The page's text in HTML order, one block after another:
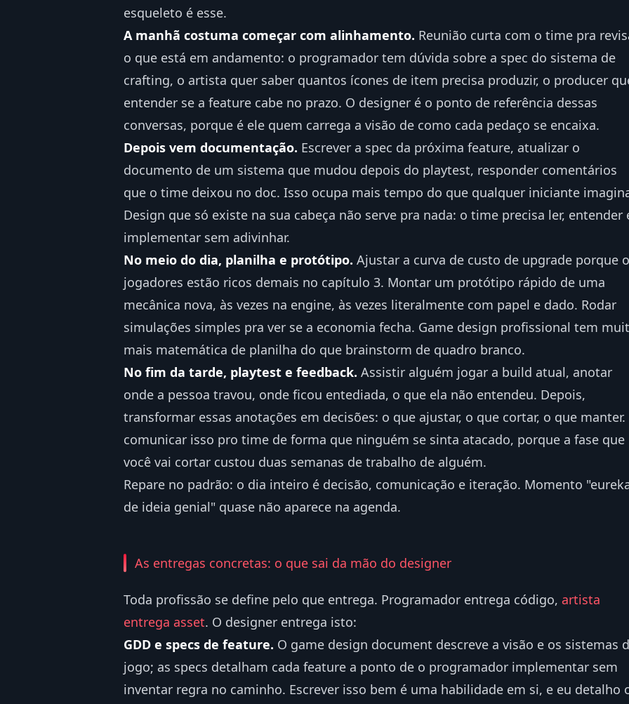
esqueleto é esse.
A manhã costuma começar com alinhamento. Reunião curta com o time pra
o que está em andamento: o programador tem dúvida sobre a spec do sistema de
crafting, o artista quer saber quantos ícones de item precisa produzir, o producer
entender se a feature cabe no prazo. O designer é o ponto de referência dessas
conversas, porque é ele quem carrega a visão de como cada pedaço se encaixa.
Depois vem documentação. Escrever a spec da próxima feature, atualizar o
documento de um sistema que mudou depois do playtest, responder comentários
que o time deixou no doc. Isso ocupa mais tempo do que qualquer iniciante
Design que só existe na sua cabeça não serve pra nada: o time precisa ler, entender
implementar sem adivinhar.
No meio do dia, planilha e protótipo. Ajustar a curva de custo de upgrade porque
jogadores estão ricos demais no capítulo 3. Montar um protótipo rápido de uma
mecânica nova, às vezes na engine, às vezes literalmente com papel e dado. Rodar
simulações simples pra ver se a economia fecha. Game design profissional tem
mais matemática de planilha do que brainstorm de quadro branco.
No fim da tarde, playtest e feedback. Assistir alguém jogar a build atual, anotar
onde a pessoa travou, onde ficou entediada, o que ela não entendeu. Depois,
transformar essas anotações em decisões: o que ajustar, o que cortar, o que manter.
comunicar isso pro time de forma que ninguém se sinta atacado, porque a fase que
você vai cortar custou duas semanas de trabalho de alguém.
Repare no padrão: o dia inteiro é decisão, comunicação e iteração. Momento
de ideia genial" quase não aparece na agenda.
As entregas concretas: o que sai da mão do designer
Toda profissão se define pelo que entrega. Programador entrega código, artista
entrega asset. O designer entrega isto:
GDD e specs de feature. O game design document descreve a visão e os sistemas
jogo; as specs detalham cada feature a ponto de o programador implementar sem
inventar regra no caminho. Escrever isso bem é uma habilidade em si, e eu detalho